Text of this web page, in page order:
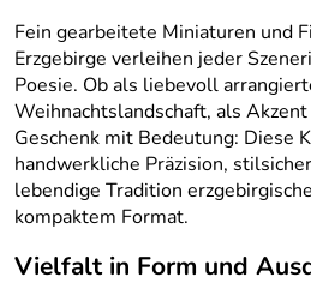
Fein gearbeitete Miniaturen und
Erzgebirge verleihen jeder
Poesie. Ob als liebevoll
Weihnachtslandschaft, als
Geschenk mit Bedeutung: Diese
handwerkliche Präzision,
lebendige Tradition
kompaktem Format.
Vielfalt in Form und